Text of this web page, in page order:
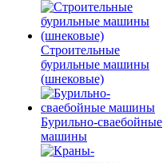
Строительные
бурильные машины
(шнековые)
Бурильно-сваебойные
машины